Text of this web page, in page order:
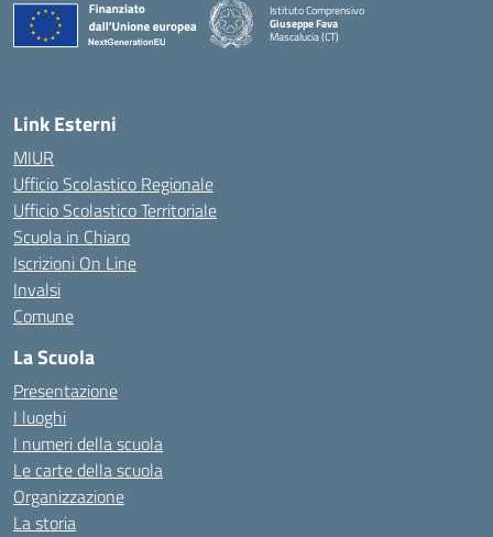
Istituto Comprensivo
Giuseppe Fava
Mascalucia (CT)
Link Esterni
MIUR
Ufficio Scolastico Regionale
Ufficio Scolastico Territoriale
Scuola in Chiaro
Iscrizioni On Line
Invalsi
Comune
La Scuola
Presentazione
I luoghi
I numeri della scuola
Le carte della scuola
Organizzazione
La storia